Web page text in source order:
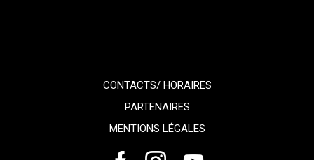
CONTACTS/ HORAIRES
PARTENAIRES
MENTIONS LÉGALES